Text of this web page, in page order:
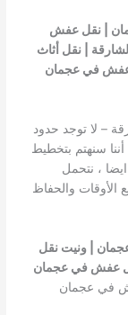
| نقل عفش
| نقل أثاث
في عجمان
– لا توجد حدود
سنهتم بتخطيط
، نتحمل
الأوقات والحفاظ
| ونيت نقل
عفش في عجمان
في عجمان